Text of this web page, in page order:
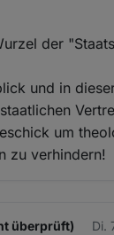
der
und in
um
zu verhindern!
überprüft) Di.